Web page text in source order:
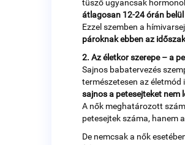
tüsző ugyancsak
átlagosan 12-24 órán
Ezzel szemben a
pároknak ebben az
2. Az életkor szerepe – a
Sajnos babatervezés
természetesen az életmód
sajnos a petesejteket nem
A nők meghatározott
petesejtek száma, hanem
De nemcsak a nők